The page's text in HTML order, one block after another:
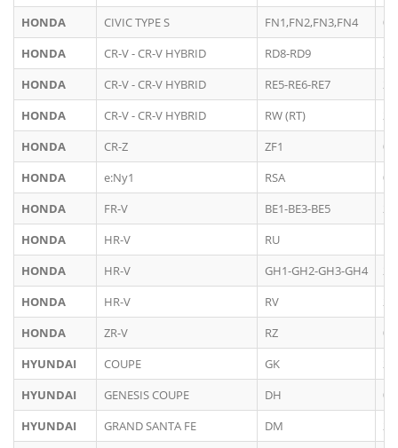
HONDA
CIVIC TYPE S FN1,FN2,FN3,FN4
HONDA
CR-V - CR-V HYBRID RD8-RD9
HONDA
CR-V - CR-V HYBRID RE5-RE6-RE7
HONDA
CR-V - CR-V HYBRID RW (RT)
HONDA
CR-Z ZF1
HONDA
e:Ny1 RSA
HONDA
FR-V BE1-BE3-BE5
HONDA
HR-V RU
HONDA
HR-V GH1-GH2-GH3-GH4
HONDA
HR-V RV
HONDA
ZR-V RZ
HYUNDAI
COUPE GK
HYUNDAI
GENESIS COUPE DH
HYUNDAI
GRAND SANTA FE DM